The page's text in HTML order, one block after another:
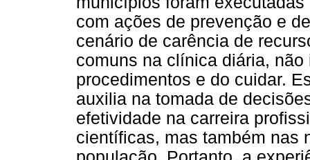
com ações de prevenção e
cenário de carência de
comuns na clínica diária,
procedimentos e do cuidar.
auxilia na tomada de
efetividade na carreira
científicas, mas também nas